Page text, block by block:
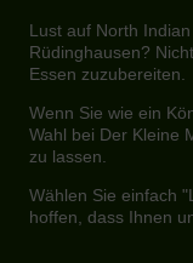
Lust auf North
Rüdinghausen?
Essen zuzubereiten.
Wenn Sie wie ein
Wahl bei Der Kleine
zu lassen.
Wählen Sie einfach
hoffen, dass Ihnen